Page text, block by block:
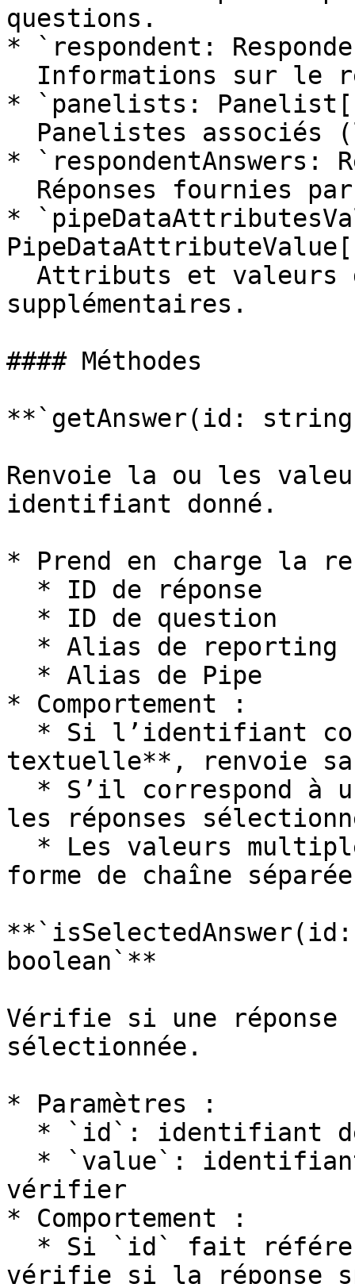
questions.
* `respondent:
* `panelists:
* `respondentAnswers:
*
supplémentaires.
#### Méthodes
**`getAnswer(id:
Renvoie la ou les
identifiant donné.
* Prend en charge la
* Comportement :
textuelle**, renvoie
les réponses
forme de chaîne
boolean`**
Vérifie si une réponse
sélectionnée.
* Paramètres :
vérifier
* Comportement :
vérifie si la réponse